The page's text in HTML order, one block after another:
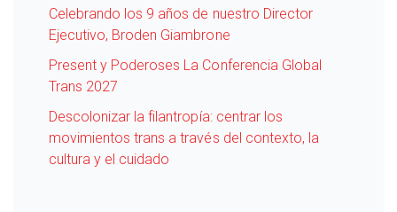
Celebrando los 9 años de nuestro Director
Ejecutivo, Broden Giambrone
Present y Poderoses La Conferencia Global
Trans 2027
Descolonizar la filantropía: centrar los
movimientos trans a través del contexto, la
cultura y el cuidado